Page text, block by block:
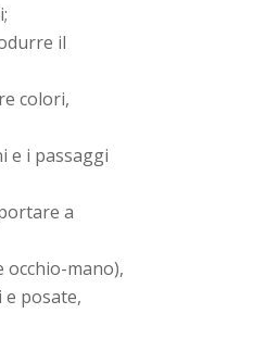
il
colori,
e i passaggi
a
mano),
posate,